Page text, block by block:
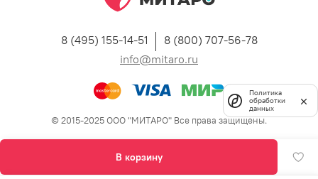
В корзину
8 (495) 155-14-51
8 (800) 707-56-78
info@mitaro.ru
© 2015-2025 ООО "МИТАРО" Все права защищены.
Политика
обработки
данных